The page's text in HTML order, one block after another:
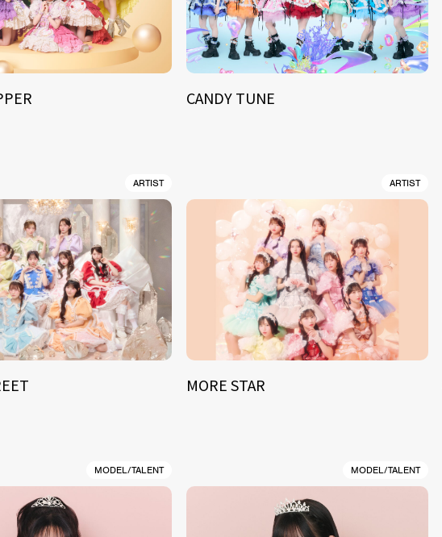
CANDY TUNE
ARTIST ARTIST
MORE STAR
MODEL/TALENT MODEL/TALENT